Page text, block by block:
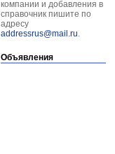
компании и добавления в
справочник пишите по
адресу
addressrus@mail.ru.
Объявления